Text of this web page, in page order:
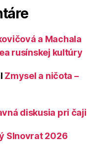
a Machala
rusínskej kultúry
Zmysel a ničota –
diskusia pri čaji
Slnovrat 2026